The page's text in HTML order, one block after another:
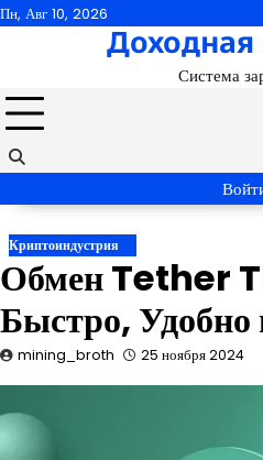
Перейти
Пн, Авг 10, 2026
Доходная
Система
Криптоиндустрия
Обмен Tether
Быстро, Удобно
mining_broth 25 ноября 2024